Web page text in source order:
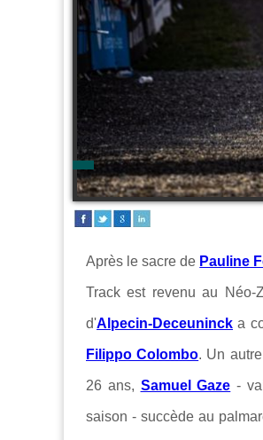
Après le sacre de Pauline
Track est revenu au Néo-
d'Alpecin-Deceuninck a
Filippo Colombo. Un
26 ans, Samuel Gaze -
saison - succède au